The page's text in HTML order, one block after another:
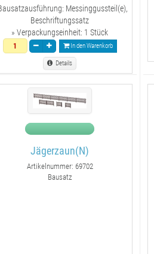
Messinggussteil(e),
Beschriftungssatz
» Verpackungseinheit: 1 Stück
In den Warenkorb
Details
Jägerzaun(N)
Artikelnummer: 69702
Bausatz